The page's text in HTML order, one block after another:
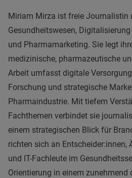
Miriam Mirza ist freie Journalistin
Gesundheitswesen,
und Pharmamarketing. Sie legt
medizinische, pharmazeutische
Arbeit umfasst digitale
Forschung und strategische
Pharmaindustrie. Mit tiefem
Fachthemen verbindet sie
einem strategischen Blick für
richten sich an Entscheider:innen,
und IT-Fachleute im
Orientierung in einem zunehmend